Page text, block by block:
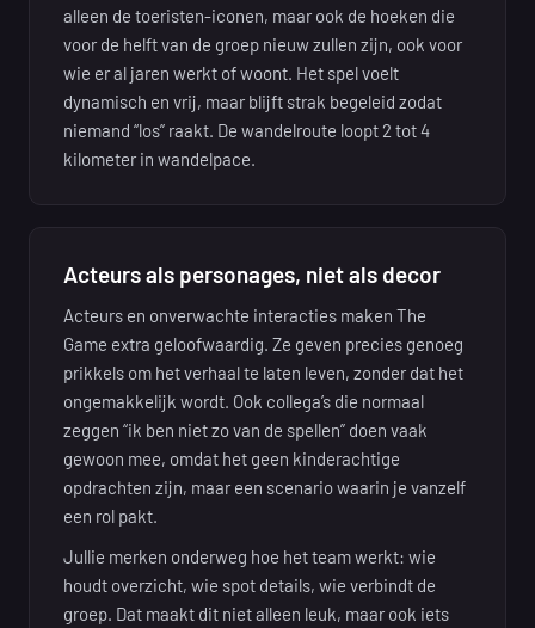
alleen de toeristen-iconen, maar ook de hoeken die
voor de helft van de groep nieuw zullen zijn, ook voor
wie er al jaren werkt of woont. Het spel voelt
dynamisch en vrij, maar blijft strak begeleid zodat
niemand “los” raakt. De wandelroute loopt 2 tot 4
kilometer in wandelpace.
Acteurs als personages, niet als decor
Acteurs en onverwachte interacties maken The
Game extra geloofwaardig. Ze geven precies genoeg
prikkels om het verhaal te laten leven, zonder dat het
ongemakkelijk wordt. Ook collega’s die normaal
zeggen “ik ben niet zo van de spellen” doen vaak
gewoon mee, omdat het geen kinderachtige
opdrachten zijn, maar een scenario waarin je vanzelf
een rol pakt.
Jullie merken onderweg hoe het team werkt: wie
houdt overzicht, wie spot details, wie verbindt de
groep. Dat maakt dit niet alleen leuk, maar ook iets